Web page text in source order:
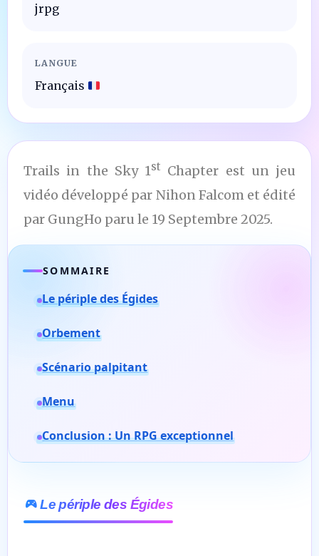
jrpg
LANGUE
Français
Trails in the Sky 1st Chapter est un jeu
vidéo développé par Nihon Falcom et édité
par GungHo paru le 19 Septembre 2025.
SOMMAIRE
Le périple des Égides
Orbement
Scénario palpitant
Menu
Conclusion : Un RPG exceptionnel
Le périple des Égides